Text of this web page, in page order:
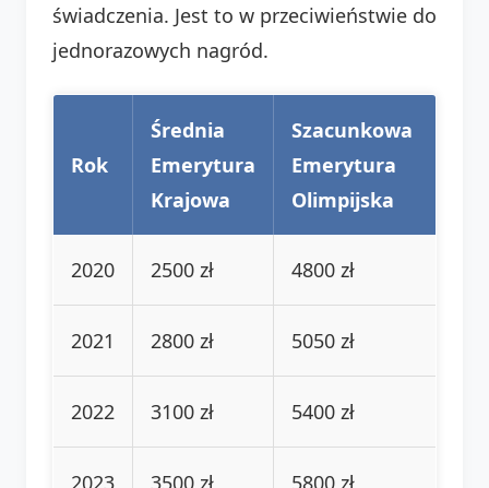
świadczenia. Jest to w przeciwieństwie do
jednorazowych nagród.
Rok
Średnia
Emerytura
Krajowa
Szacunkowa
Emerytura
Olimpijska
2020 2500 zł 4800 zł
2021 2800 zł 5050 zł
2022 3100 zł 5400 zł
2023 3500 zł 5800 zł